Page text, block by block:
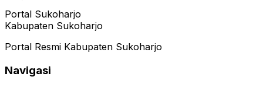
Portal Sukoharjo
Kabupaten Sukoharjo
Portal Resmi Kabupaten Sukoharjo
Navigasi